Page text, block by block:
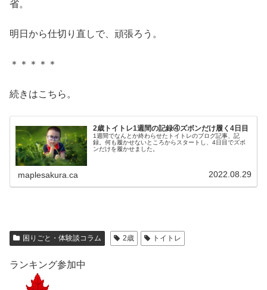
省。
明日から仕切り直しで、頑張ろう。
＊＊＊＊＊
続きはこちら。
2歳トイトレ1週間の記録④ズボンだけ履く4日目
1週間でなんとか終わらせたトイトレのブログ記事、記
録。何も履かせないところからスタートし、4日目でズボ
ンだけを履かせました。
maplesakura.ca 2022.08.29
困りごと・体験談コラム 2歳 トイトレ
ランキング参加中